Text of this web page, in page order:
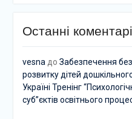
Останні коментарі
vesna до Забезпечення
розвитку дітей
Україні Тренінг
суб”єктів освітнього